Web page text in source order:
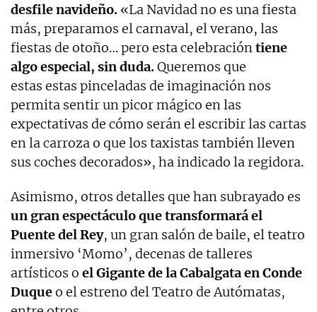
desfile navideño. «La Navidadno es una fiesta
más, preparamos el carnaval, el verano, las
fiestas de otoño… pero esta celebracióntiene
algo especial, sin duda.Queremos que
estas estas pinceladas de imaginación nos
permita sentirun picor mágico en las
expectativas de cómo serán el escribir las cartas
en la carroza o que los taxistas también lleven
sus coches decorados», ha indicado la regidora.
Asimismo, otros detalles que han subrayado es
un granespectáculoque transformará el
Puente del Rey, un gran salón de baile, el teatro
inmersivo ‘Momo’, decenas de talleres
artísticos o el Gigante de la Cabalgata en Conde
Duqueo el estreno del Teatro de Autómatas,